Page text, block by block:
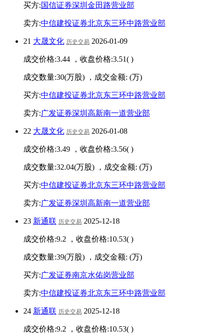
买方:国信证券深圳金田路营业部
卖方:中信建投证券北京东三环中路营业部
21 大晟文化 历史交易 2026-01-09
成交价格:3.44 ，收盘价格:3.51( )
成交数量:30(万股) ，成交金额: (万)
买方:中信建投证券北京东三环中路营业部
卖方:广发证券深圳高新南一道营业部
22 大晟文化 历史交易 2026-01-08
成交价格:3.49 ，收盘价格:3.56( )
成交数量:32.04(万股) ，成交金额: (万)
买方:中信建投证券北京东三环中路营业部
卖方:广发证券深圳高新南一道营业部
23 新通联 历史交易 2025-12-18
成交价格:9.2 ，收盘价格:10.53( )
成交数量:39(万股) ，成交金额: (万)
买方:广发证券南京水佑岗营业部
卖方:中信建投证券北京东三环中路营业部
24 新通联 历史交易 2025-12-18
成交价格:9.2 ，收盘价格:10.53( )